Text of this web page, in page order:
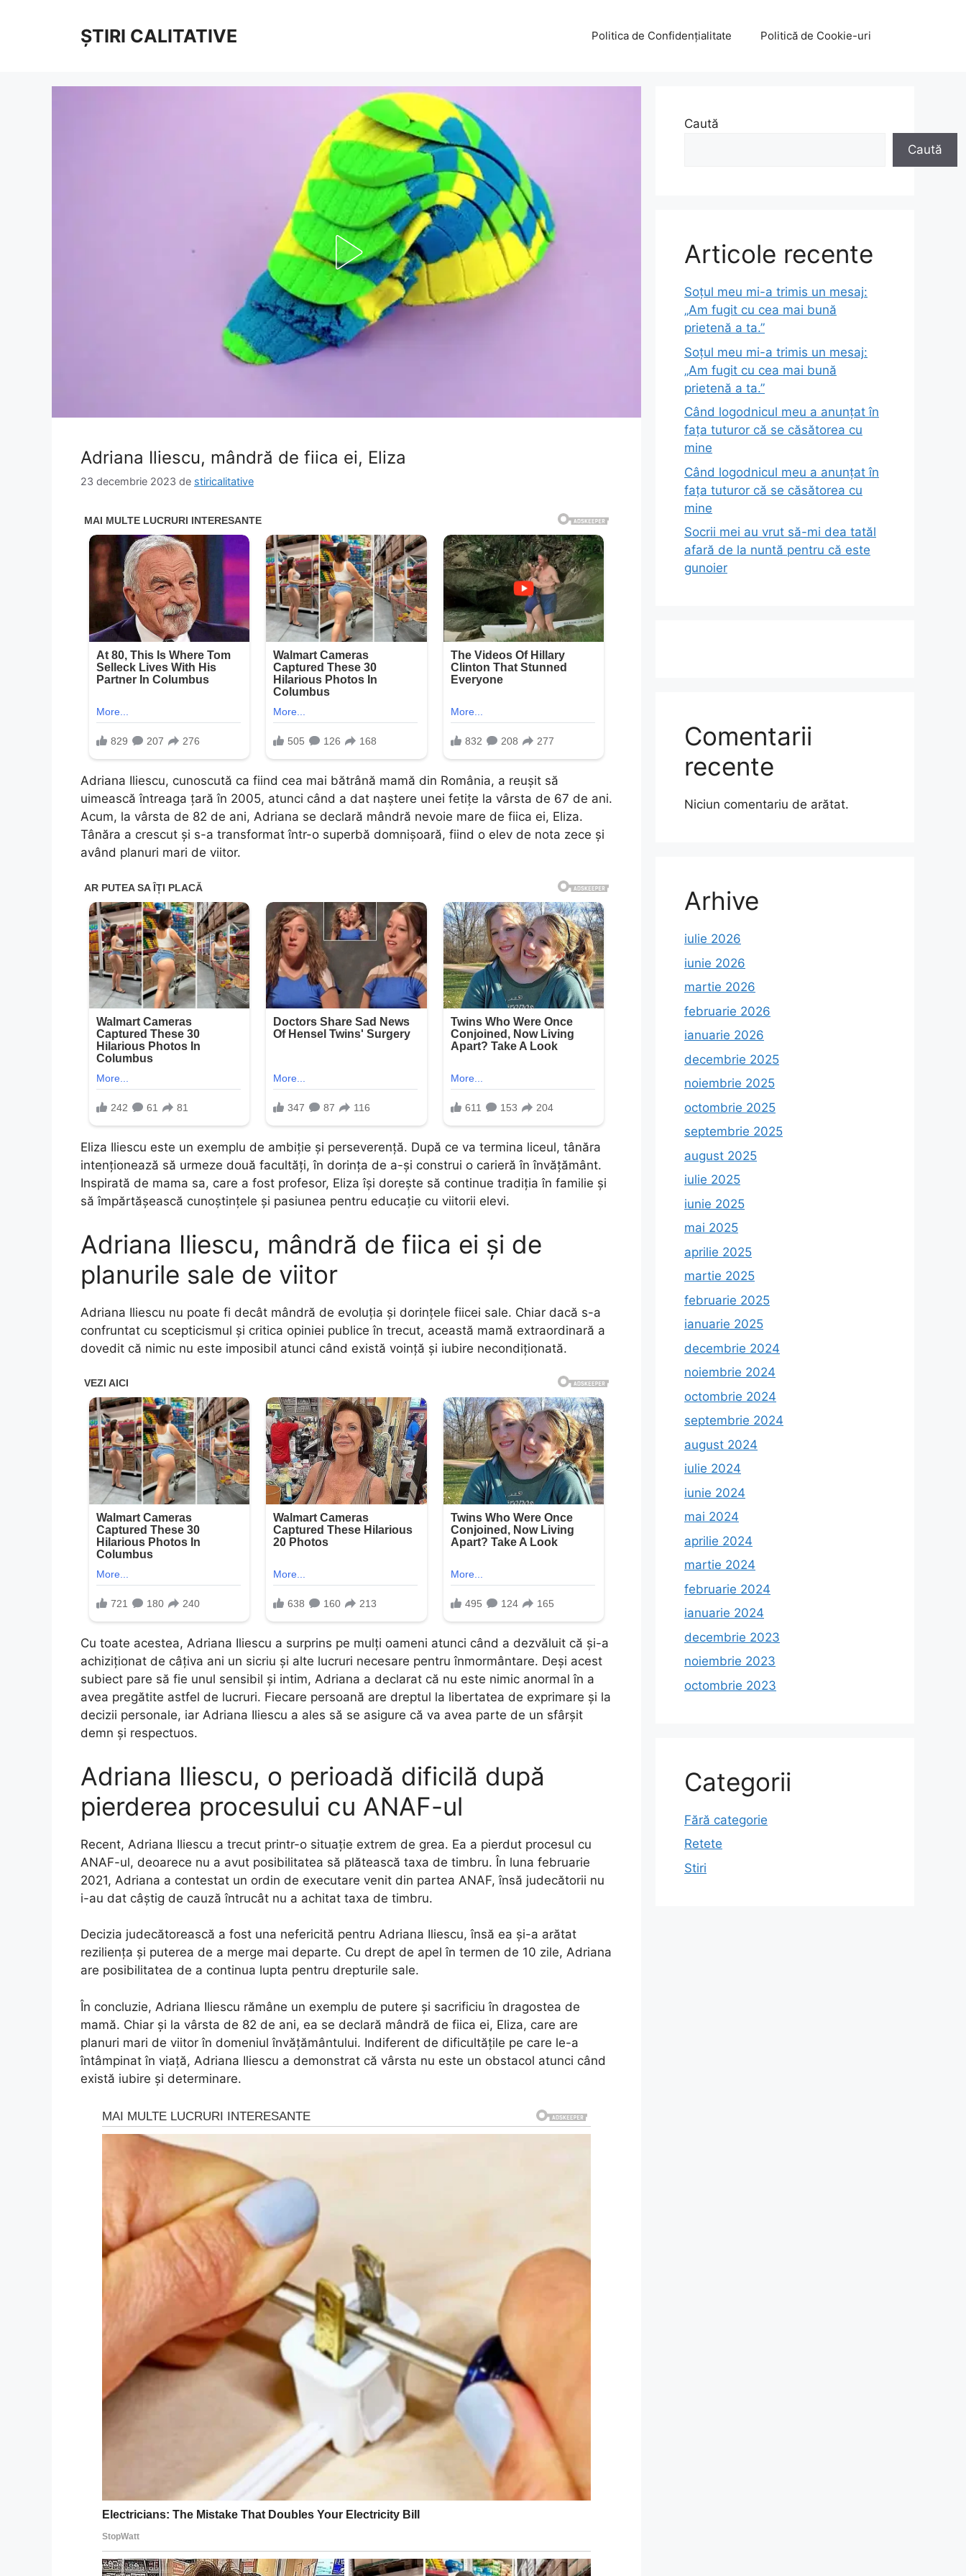
ȘTIRI CALITATIVE Politica de Confidențialitate Politică de Cookie-uri
Adriana Iliescu, mândră de fiica ei, Eliza
23 decembrie 2023 de stiricalitative
Adriana Iliescu, cunoscută ca fiind cea mai bătrână mamă din România, a reușit să
uimească întreaga țară în 2005, atunci când a dat naștere unei fetițe la vârsta de 67 de ani.
Acum, la vârsta de 82 de ani, Adriana se declară mândră nevoie mare de fiica ei, Eliza.
Tânăra a crescut și s-a transformat într-o superbă domnișoară, fiind o elev de nota zece și
având planuri mari de viitor.
Eliza Iliescu este un exemplu de ambiție și perseverență. După ce va termina liceul, tânăra
intenționează să urmeze două facultăți, în dorința de a-și construi o carieră în învățământ.
Inspirată de mama sa, care a fost profesor, Eliza își dorește să continue tradiția în familie și
să împărtășească cunoștințele și pasiunea pentru educație cu viitorii elevi.
Adriana Iliescu, mândră de fiica ei și de
planurile sale de viitor
Adriana Iliescu nu poate fi decât mândră de evoluția și dorințele fiicei sale. Chiar dacă s-a
confruntat cu scepticismul și critica opiniei publice în trecut, această mamă extraordinară a
dovedit că nimic nu este imposibil atunci când există voință și iubire necondiționată.
Cu toate acestea, Adriana Iliescu a surprins pe mulți oameni atunci când a dezvăluit că și-a
achiziționat de câțiva ani un sicriu și alte lucruri necesare pentru înmormântare. Deși acest
subiect pare să fie unul sensibil și intim, Adriana a declarat că nu este nimic anormal în a
avea pregătite astfel de lucruri. Fiecare persoană are dreptul la libertatea de exprimare și la
decizii personale, iar Adriana Iliescu a ales să se asigure că va avea parte de un sfârșit
demn și respectuos.
Adriana Iliescu, o perioadă dificilă după
pierderea procesului cu ANAF-ul
Recent, Adriana Iliescu a trecut printr-o situație extrem de grea. Ea a pierdut procesul cu
ANAF-ul, deoarece nu a avut posibilitatea să plătească taxa de timbru. În luna februarie
2021, Adriana a contestat un ordin de executare venit din partea ANAF, însă judecătorii nu
i-au dat câștig de cauză întrucât nu a achitat taxa de timbru.
Decizia judecătorească a fost una nefericită pentru Adriana Iliescu, însă ea și-a arătat
reziliența și puterea de a merge mai departe. Cu drept de apel în termen de 10 zile, Adriana
are posibilitatea de a continua lupta pentru drepturile sale.
În concluzie, Adriana Iliescu rămâne un exemplu de putere și sacrificiu în dragostea de
mamă. Chiar și la vârsta de 82 de ani, ea se declară mândră de fiica ei, Eliza, care are
planuri mari de viitor în domeniul învățământului. Indiferent de dificultățile pe care le-a
întâmpinat în viață, Adriana Iliescu a demonstrat că vârsta nu este un obstacol atunci când
există iubire și determinare.
Caută
Caută
Articole recente
Soțul meu mi-a trimis un mesaj:
„Am fugit cu cea mai bună
prietenă a ta.”
Soțul meu mi-a trimis un mesaj:
„Am fugit cu cea mai bună
prietenă a ta.”
Când logodnicul meu a anunțat în
fața tuturor că se căsătorea cu
mine
Când logodnicul meu a anunțat în
fața tuturor că se căsătorea cu
mine
Socrii mei au vrut să-mi dea tatăl
afară de la nuntă pentru că este
gunoier
Comentarii
recente
Niciun comentariu de arătat.
Arhive
iulie 2026
iunie 2026
martie 2026
februarie 2026
ianuarie 2026
decembrie 2025
noiembrie 2025
octombrie 2025
septembrie 2025
august 2025
iulie 2025
iunie 2025
mai 2025
aprilie 2025
martie 2025
februarie 2025
ianuarie 2025
decembrie 2024
noiembrie 2024
octombrie 2024
septembrie 2024
august 2024
iulie 2024
iunie 2024
mai 2024
aprilie 2024
martie 2024
februarie 2024
ianuarie 2024
decembrie 2023
noiembrie 2023
octombrie 2023
Categorii
Fără categorie
Retete
Stiri